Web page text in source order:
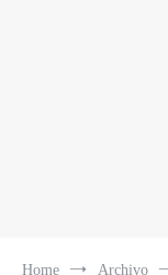
Home Archivo